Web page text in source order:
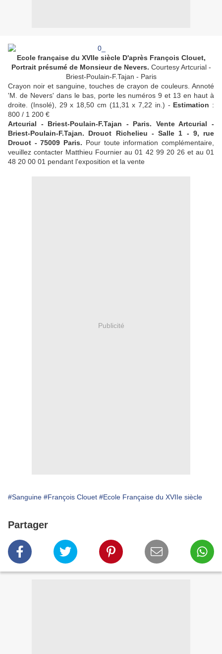
Ecole française du XVIIe siècle D'après François Clouet,
Portrait présumé de Monsieur de Nevers. Courtesy Artcurial -
Briest-Poulain-F.Tajan - Paris
Crayon noir et sanguine, touches de crayon de couleurs. Annoté
'M. de Nevers' dans le bas, porte les numéros 9 et 13 en haut à
droite. (Insolé), 29 x 18,50 cm (11,31 x 7,22 in.) - Estimation :
800 / 1 200 €
Artcurial - Briest-Poulain-F.Tajan - Paris. Vente Artcurial -
Briest-Poulain-F.Tajan. Drouot Richelieu - Salle 1 - 9, rue
Drouot - 75009 Paris. Pour toute information complémentaire,
veuillez contacter Matthieu Fournier au 01 42 99 20 26 et au 01
48 20 00 01 pendant l'exposition et la vente
Publicité
#Sanguine #François Clouet #Ecole Française du XVIIe siècle
Partager